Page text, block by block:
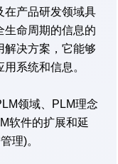
在产品研发领域具
生命周期的信息的
解决方案，它能够
系统和信息。
领域、PLM理念
软件的扩展和延
理)。